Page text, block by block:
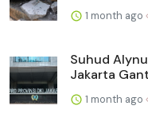
1 month ago
Suhud
Jakarta
1 month ago